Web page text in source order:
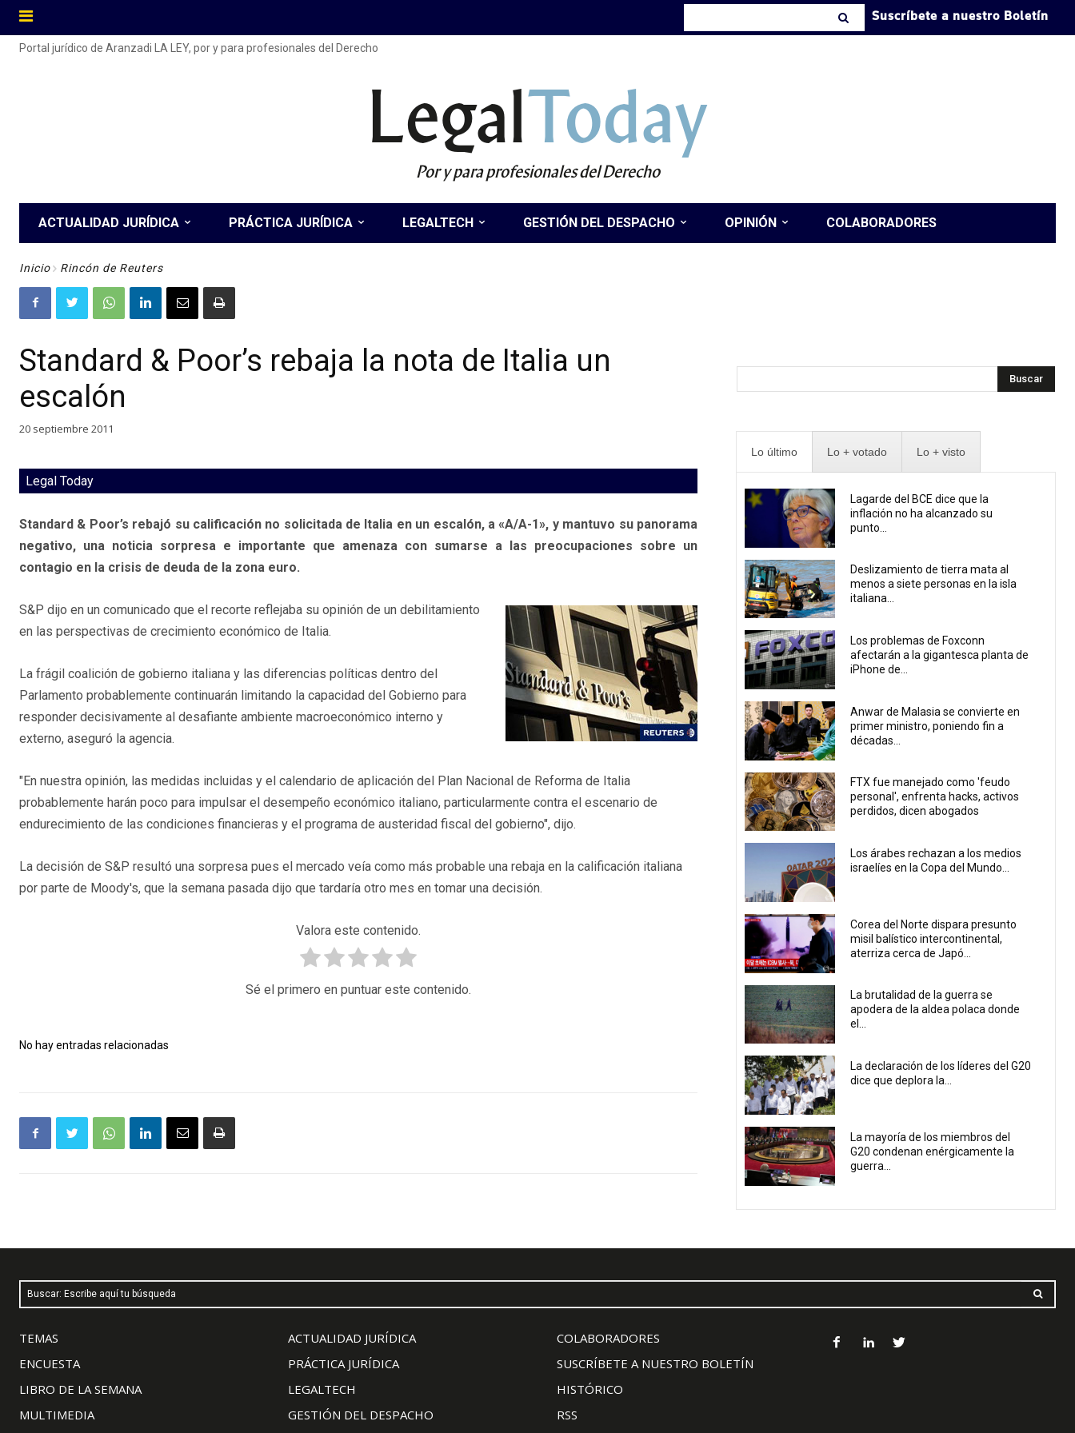
Suscríbete a nuestro Boletín
Portal jurídico de Aranzadi LA LEY, por y para profesionales del Derecho
LegalToday
Por y para profesionales del Derecho
ACTUALIDAD JURÍDICA PRÁCTICA JURÍDICA LEGALTECH GESTIÓN DEL DESPACHO OPINIÓN COLABORADORES
Inicio Rincón de Reuters
Standard & Poor’s rebaja la nota de Italia un
escalón
20 septiembre 2011
Legal Today
Standard & Poor’s rebajó su calificación no solicitada de Italia en un escalón, a «A/A-1», y mantuvo su panorama
negativo, una noticia sorpresa e importante que amenaza con sumarse a las preocupaciones sobre un
contagio en la crisis de deuda de la zona euro.
S&P dijo en un comunicado que el recorte reflejaba su opinión de un debilitamiento
en las perspectivas de crecimiento económico de Italia.
La frágil coalición de gobierno italiana y las diferencias políticas dentro del
Parlamento probablemente continuarán limitando la capacidad del Gobierno para
responder decisivamente al desafiante ambiente macroeconómico interno y
externo, aseguró la agencia.
"En nuestra opinión, las medidas incluidas y el calendario de aplicación del Plan Nacional de Reforma de Italia
probablemente harán poco para impulsar el desempeño económico italiano, particularmente contra el escenario de
endurecimiento de las condiciones financieras y el programa de austeridad fiscal del gobierno", dijo.
La decisión de S&P resultó una sorpresa pues el mercado veía como más probable una rebaja en la calificación italiana
por parte de Moody's, que la semana pasada dijo que tardaría otro mes en tomar una decisión.
Valora este contenido.
Sé el primero en puntuar este contenido.
No hay entradas relacionadas
Buscar
Lo último Lo + votado Lo + visto
Lagarde del BCE dice que la
inflación no ha alcanzado su
punto...
Deslizamiento de tierra mata al
menos a siete personas en la isla
italiana...
Los problemas de Foxconn
afectarán a la gigantesca planta de
iPhone de...
Anwar de Malasia se convierte en
primer ministro, poniendo fin a
décadas...
FTX fue manejado como 'feudo
personal', enfrenta hacks, activos
perdidos, dicen abogados
Los árabes rechazan a los medios
israelíes en la Copa del Mundo...
Corea del Norte dispara presunto
misil balístico intercontinental,
aterriza cerca de Japó...
La brutalidad de la guerra se
apodera de la aldea polaca donde
el...
La declaración de los líderes del G20
dice que deplora la...
La mayoría de los miembros del
G20 condenan enérgicamente la
guerra...
Buscar: Escribe aquí tu búsqueda
TEMAS
ENCUESTA
LIBRO DE LA SEMANA
MULTIMEDIA
ACTUALIDAD JURÍDICA
PRÁCTICA JURÍDICA
LEGALTECH
GESTIÓN DEL DESPACHO
COLABORADORES
SUSCRÍBETE A NUESTRO BOLETÍN
HISTÓRICO
RSS